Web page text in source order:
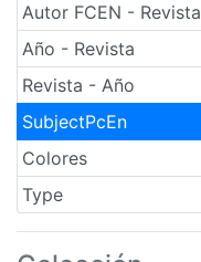
Autor FCEN - Revista
Año - Revista
Revista - Año
SubjectPcEn
Colores
Type